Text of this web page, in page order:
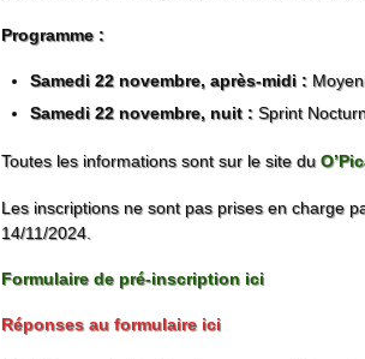
Programme :
Samedi 22 novembre, après-midi :
Samedi 22 novembre, nuit :Sprint
Toutes les informations sont sur le site du
Les inscriptions ne sont pas prises en charge
14/11/2024.
Formulaire de pré-inscription ici
Réponses au formulaire ici